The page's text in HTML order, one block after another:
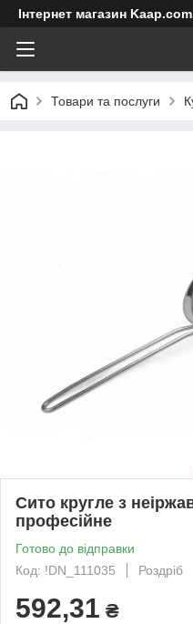
Інтернет магазин
Товари та послуги
Сито кругле з
професійне
Готово до відправки
Код: !DN_111035
Роздріб
592,31 ₴